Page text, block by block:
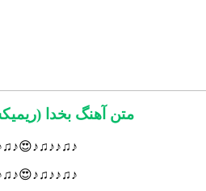
متن آهنگ بخدا